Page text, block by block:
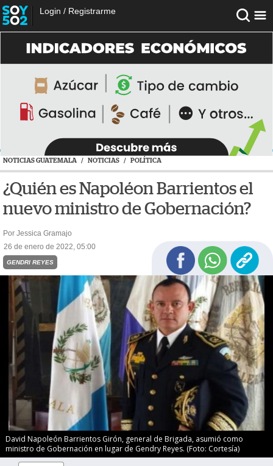
Login / Registrarme
NOTICIAS GUATEMALA / NOTICIAS / POLÍTICA
¿Quién es Napoléon Barrientos el
nuevo ministro de Gobernación?
Por Jessica Gramajo
26 de enero de 2022, 05:00
GENDRI REYES
David Napoleón Barrientos Girón, general de Brigada, asumió como
ministro de Gobernación en lugar de Gendry Reyes. (Foto: Cortesía)